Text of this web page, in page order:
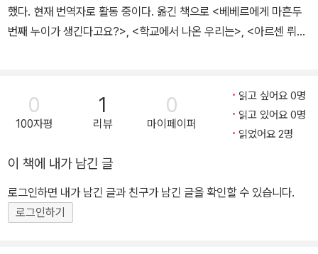
했다. 현재 번역자로 활동 중이다. 옮긴 책으로 <베베르에게 마흔두
번째 누이가 생긴다고요?>, <학교에서 나온 우리는>, <아르센 뤼팽
0
100자평
1
리뷰
0
마이페이퍼
읽고 싶어요 0명
읽고 있어요 0명
읽었어요 2명
이 책에 내가 남긴 글
로그인하면 내가 남긴 글과 친구가 남긴 글을 확인할 수 있습니다.
로그인하기